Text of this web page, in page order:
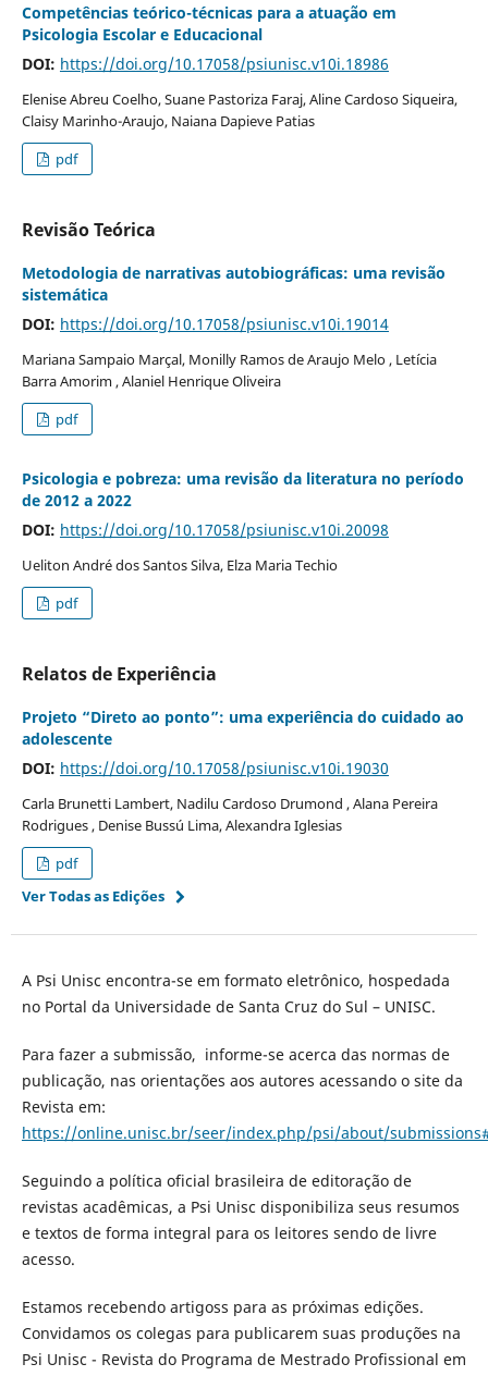
Competências teórico-técnicas para a atuação em
Psicologia Escolar e Educacional
DOI: https://doi.org/10.17058/psiunisc.v10i.18986
Elenise Abreu Coelho, Suane Pastoriza Faraj, Aline Cardoso Siqueira,
Claisy Marinho-Araujo, Naiana Dapieve Patias
pdf
Revisão Teórica
Metodologia de narrativas autobiográficas: uma revisão
sistemática
DOI: https://doi.org/10.17058/psiunisc.v10i.19014
Mariana Sampaio Marçal, Monilly Ramos de Araujo Melo , Letícia
Barra Amorim , Alaniel Henrique Oliveira
pdf
Psicologia e pobreza: uma revisão da literatura no período
de 2012 a 2022
DOI: https://doi.org/10.17058/psiunisc.v10i.20098
Ueliton André dos Santos Silva, Elza Maria Techio
pdf
Relatos de Experiência
Projeto “Direto ao ponto”: uma experiência do cuidado ao
adolescente
DOI: https://doi.org/10.17058/psiunisc.v10i.19030
Carla Brunetti Lambert, Nadilu Cardoso Drumond , Alana Pereira
Rodrigues , Denise Bussú Lima, Alexandra Iglesias
pdf
Ver Todas as Edições
A Psi Unisc encontra-se em formato eletrônico, hospedada
no Portal da Universidade de Santa Cruz do Sul – UNISC.
Para fazer a submissão, informe-se acerca das normas de
publicação, nas orientações aos autores acessando o site da
Revista em:
https://online.unisc.br/seer/index.php/psi/about/
Seguindo a política oficial brasileira de editoração de
revistas acadêmicas, a Psi Unisc disponibiliza seus resumos
e textos de forma integral para os leitores sendo de livre
acesso.
Estamos recebendo artigoss para as próximas edições.
Convidamos os colegas para publicarem suas produções na
Psi Unisc - Revista do Programa de Mestrado Profissional em